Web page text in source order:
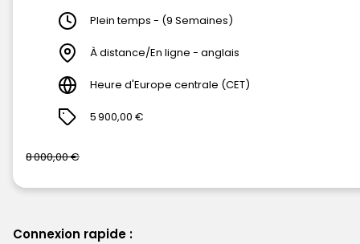
Plein temps - (9 Semaines)
À distance/En ligne - anglais
Heure d'Europe centrale (CET)
5 900,00 €
8 000,00 €
Connexion rapide :